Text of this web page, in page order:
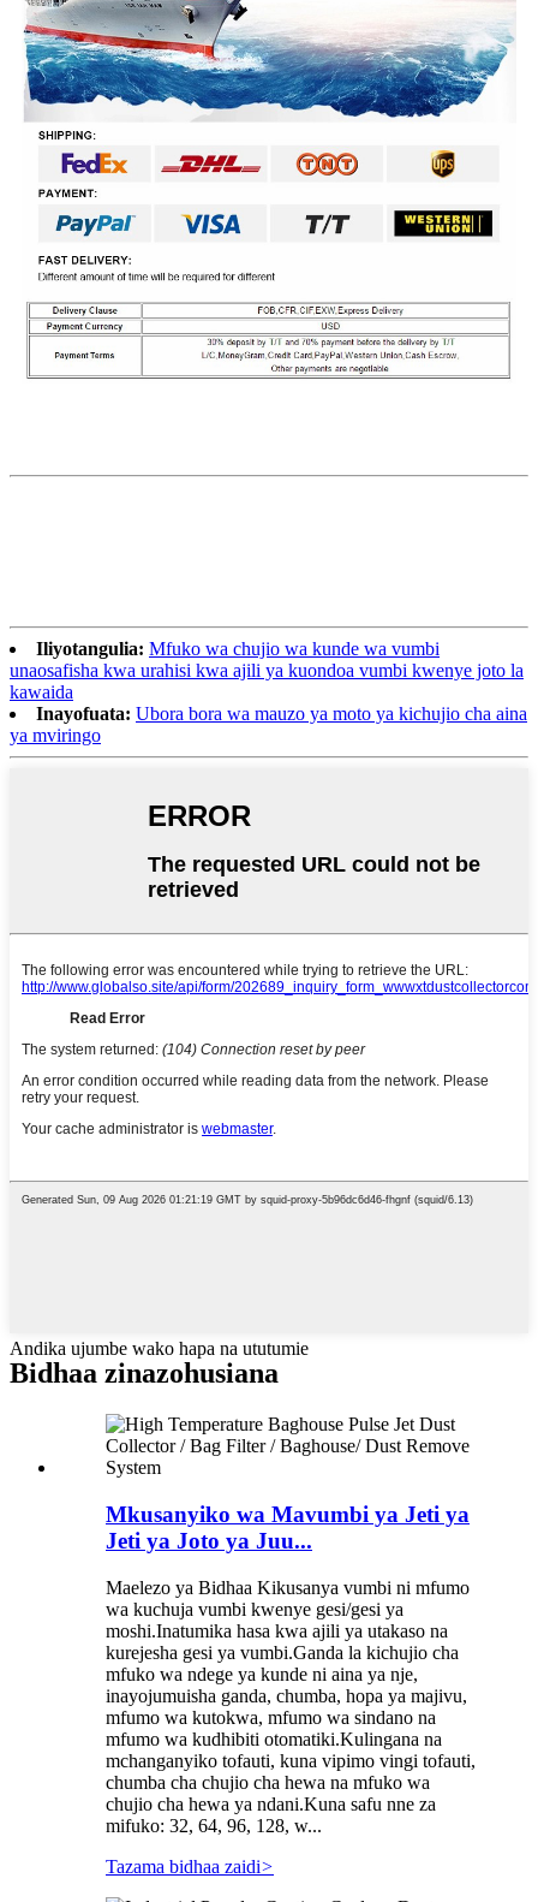
Iliyotangulia: Mfuko wa chujio wa kunde wa vumbi
unaosafisha kwa urahisi kwa ajili ya kuondoa vumbi kwenye joto la
kawaida
Inayofuata: Ubora bora wa mauzo ya moto ya kichujio cha aina
ya mviringo
Andika ujumbe wako hapa na ututumie
Bidhaa zinazohusiana
Mkusanyiko wa Mavumbi ya Jeti ya
Jeti ya Joto ya Juu...
Maelezo ya Bidhaa Kikusanya vumbi ni mfumo
wa kuchuja vumbi kwenye gesi/gesi ya
moshi.Inatumika hasa kwa ajili ya utakaso na
kurejesha gesi ya vumbi.Ganda la kichujio cha
mfuko wa ndege ya kunde ni aina ya nje,
inayojumuisha ganda, chumba, hopa ya majivu,
mfumo wa kutokwa, mfumo wa sindano na
mfumo wa kudhibiti otomatiki.Kulingana na
mchanganyiko tofauti, kuna vipimo vingi tofauti,
chumba cha chujio cha hewa na mfuko wa
chujio cha hewa ya ndani.Kuna safu nne za
mifuko: 32, 64, 96, 128, w...
Tazama bidhaa zaidi>